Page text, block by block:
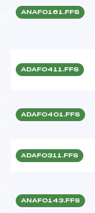
ANAF0161.FFS
ADAF0411.FFS
ADAF0401.FFS
ADAF0311.FFS
ANAF0143.FFS